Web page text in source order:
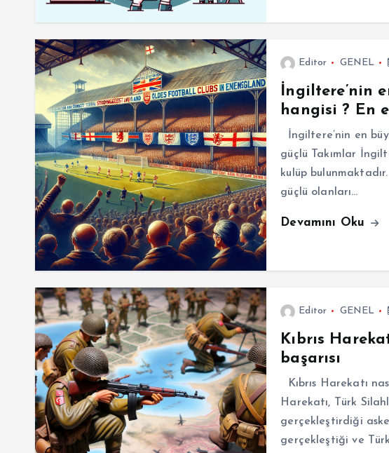
Editor GENEL
İngiltere’nin
hangisi ? En
İngiltere’nin en
güçlü Takımlar
kulüp
güçlü olanları…
Devamını Oku
Editor GENEL
Kıbrıs
başarısı
Kıbrıs Harekatı
Harekatı, Türk
gerçekleştirdiği
gerçekleştiği ve